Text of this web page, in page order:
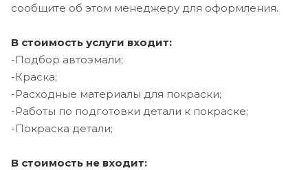
сообщите об этом менеджеру для оформления.
В стоимость услуги входит:
-Подбор автоэмали;
-Краска;
-Расходные материалы для покраски;
-Работы по подготовки детали к покраске;
-Покраска детали;
В стоимость не входит: